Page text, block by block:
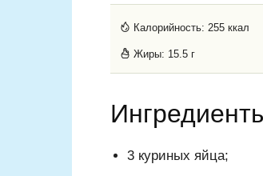
Калорийность: 255 ккал
Жиры: 15.5 г
3 куриных яйца;